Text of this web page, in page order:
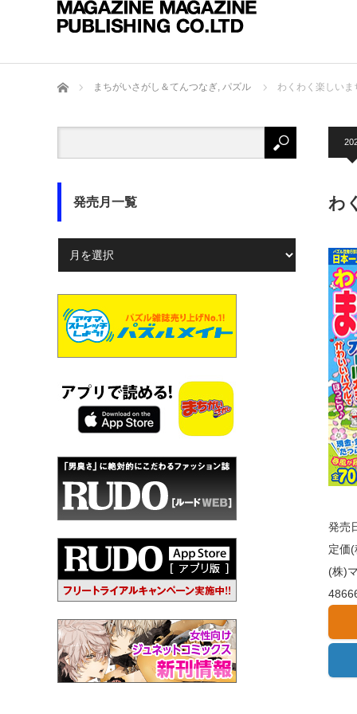
ホーム まちがいさがし＆てんつなぎ, パズル わくわく楽しい
わ
発売
定価
(株)
発売月一覧